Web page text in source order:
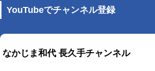
YouTubeでチャンネル登録
なかじま和代 長久手チャンネル